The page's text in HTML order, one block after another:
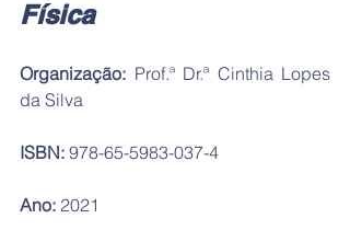
Física
Organização: Prof.ª Dr.ª Cinthia Lopes
da Silva
ISBN: 978-65-5983-037-4
Ano: 2021